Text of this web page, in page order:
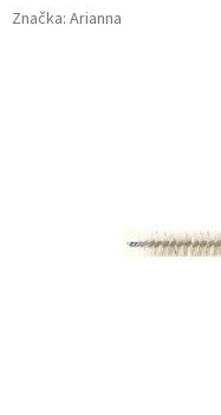
Značka: Arianna